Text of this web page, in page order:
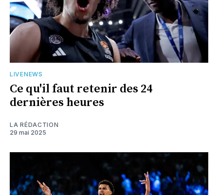
LIVENEWS
Ce qu'il faut retenir des 24
dernières heures
LA RÉDACTION
29 mai 2025